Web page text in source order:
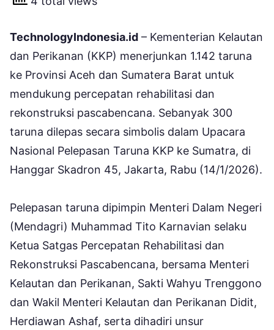
TechnologyIndonesia.id – Kementerian Kelautan
dan Perikanan (KKP) menerjunkan 1.142 taruna
ke Provinsi Aceh dan Sumatera Barat untuk
mendukung percepatan rehabilitasi dan
rekonstruksi pascabencana. Sebanyak 300
taruna dilepas secara simbolis dalam Upacara
Nasional Pelepasan Taruna KKP ke Sumatra, di
Hanggar Skadron 45, Jakarta, Rabu (14/1/2026).
Pelepasan taruna dipimpin Menteri Dalam Negeri
(Mendagri) Muhammad Tito Karnavian selaku
Ketua Satgas Percepatan Rehabilitasi dan
Rekonstruksi Pascabencana, bersama Menteri
Kelautan dan Perikanan, Sakti Wahyu Trenggono
dan Wakil Menteri Kelautan dan Perikanan Didit,
Herdiawan Ashaf, serta dihadiri unsur